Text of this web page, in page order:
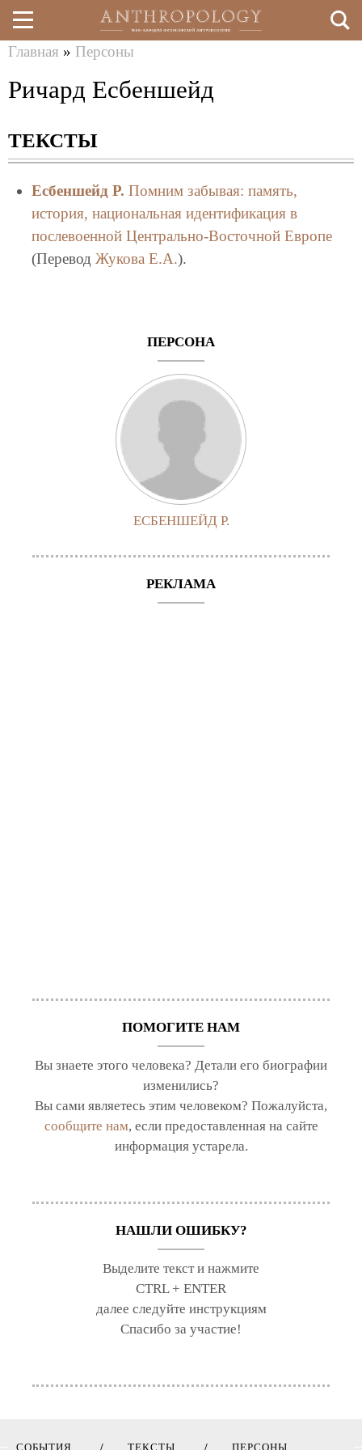
Перейти
к
содержанию
здесь
Главная » Персоны
Ричард Есбеншейд
ТЕКСТЫ
Есбеншейд Р. Помним забывая: память,
история, национальная идентификация в
послевоенной Центрально-Восточной Европе
(Перевод Жукова Е.А.).
ПЕРСОНА
ЕСБЕНШЕЙД Р.
РЕКЛАМА
ПОМОГИТЕ НАМ
Вы знаете этого человека? Детали его биографии
изменились?
Вы сами являетесь этим человеком? Пожалуйста,
сообщите нам, если предоставленная на сайте
информация устарела.
НАШЛИ ОШИБКУ?
Выделите текст и нажмите
CTRL + ENTER
далее следуйте инструкциям
Спасибо за участие!
СОБЫТИЯ ТЕКСТЫ ПЕРСОНЫ